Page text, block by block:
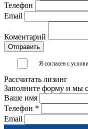
Телефон
Email
Коментарий
Я согласен с
Рассчитать лизинг
Заполните форму и мы
Ваше имя
Телефон *
Email